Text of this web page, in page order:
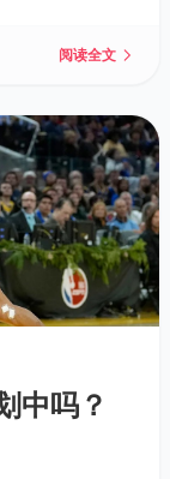
且具潜力，或
阅读全文
中吗？